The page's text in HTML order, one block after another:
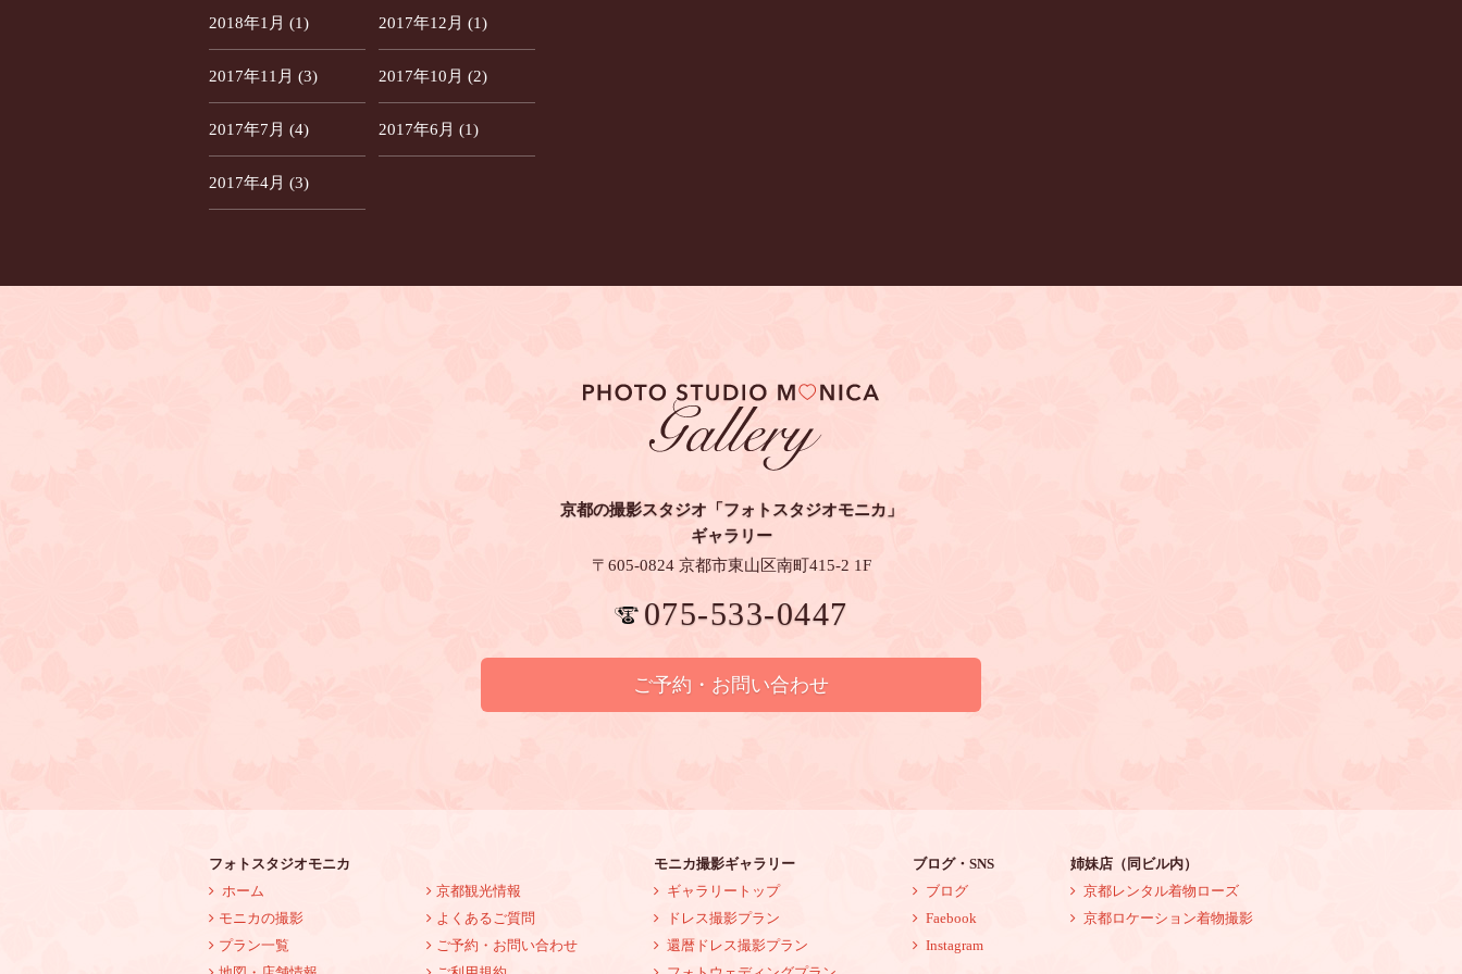
2018年1月 (1) 2017年12月 (1)
2017年11月 (3) 2017年10月 (2)
2017年7月 (4) 2017年6月 (1)
2017年4月 (3)
京都の撮影スタジオ 「フォトスタジオモニカ」
ギャラリー
〒605-0824 京都市東山区南町415-2 1F
075-533-0447
ご予約・お問い合わせ
フォトスタジオモニカ
ホーム
モニカの撮影
プラン一覧
京都観光情報
よくあるご質問
ご予約・お問い合わせ
モニカ撮影ギャラリー
ギャラリートップ
ドレス撮影プラン
還暦ドレス撮影プラン
ブログ・SNS
ブログ
Faebook
Instagram
姉妹店（同ビル内）
京都レンタル着物ローズ
京都ロケーション着物撮影